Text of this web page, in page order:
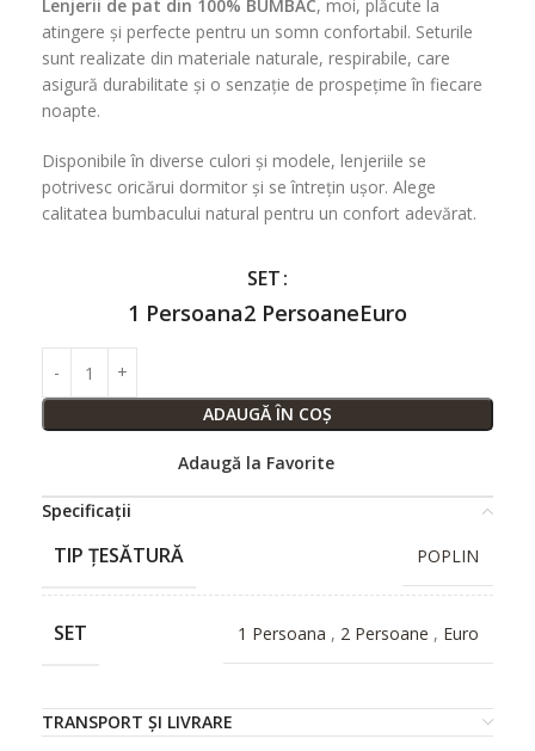
Lenjerii de pat din 100% BUMBAC, moi, plăcute la
atingere și perfecte pentru un somn confortabil. Seturile
sunt realizate din materiale naturale, respirabile, care
asigură durabilitate și o senzație de prospețime în fiecare
noapte.
Disponibile în diverse culori și modele, lenjeriile se
potrivesc oricărui dormitor și se întrețin ușor. Alege
calitatea bumbacului natural pentru un confort adevărat.
SET
1 Persoana2 PersoaneEuro
ADAUGĂ ÎN COȘ
Adaugă la Favorite
Specificații
TIP ȚESĂTURĂ POPLIN
SET 1 Persoana , 2 Persoane , Euro
TRANSPORT ȘI LIVRARE